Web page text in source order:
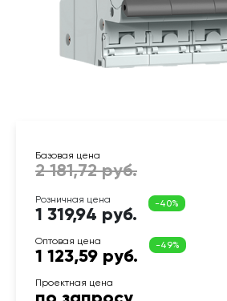
1 319,94 руб.
1 123,59 руб.